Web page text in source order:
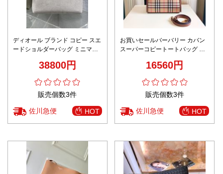
ディオール ブランド コピー スエ
ードショルダーバッグ ミニマル
38800円
販売個数3件
佐川急便 HOT
お買いセールバーバリー カバン
スーパーコピートートバッグ 大
16560円
販売個数3件
佐川急便 HOT